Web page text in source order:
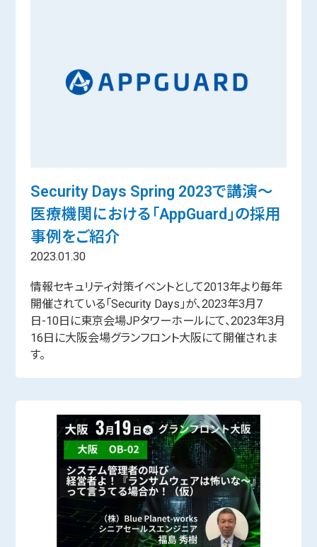
Security Days Spring 2023で講演～
医療機関における「AppGuard」の採用
事例をご紹介
2023.01.30
情報セキュリティ対策イベントとして2013年より毎年
開催されている「Security Days」が、2023年3月7
日-10日に東京会場JPタワーホールにて、2023年3月
16日に大阪会場グランフロント大阪にて開催されま
す。